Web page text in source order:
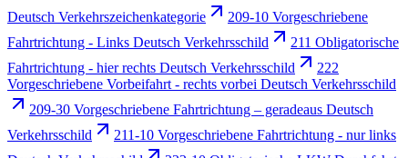
Deutsch Verkehrszeichenkategorie
209-10 Vorgeschriebene
Fahrtrichtung - Links Deutsch Verkehrsschild
211 Obligatorische
Fahrtrichtung - hier rechts Deutsch Verkehrsschild
222
Vorgeschriebene Vorbeifahrt - rechts vorbei Deutsch Verkehrsschild
209-30 Vorgeschriebene Fahrtrichtung – geradeaus Deutsch
Verkehrsschild
211-10 Vorgeschriebene Fahrtrichtung - nur links